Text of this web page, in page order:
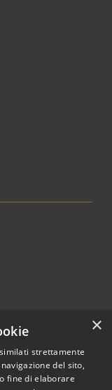
© 2026 • Comune di
×
strettamente
del sito,
fine di elaborare